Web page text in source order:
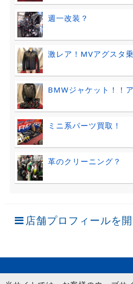
週一改装？
激レア！MVアグスタ
BMWジャケット！！
ミニ系パーツ買取！
革のクリーニング？
店舗プロフィールを開